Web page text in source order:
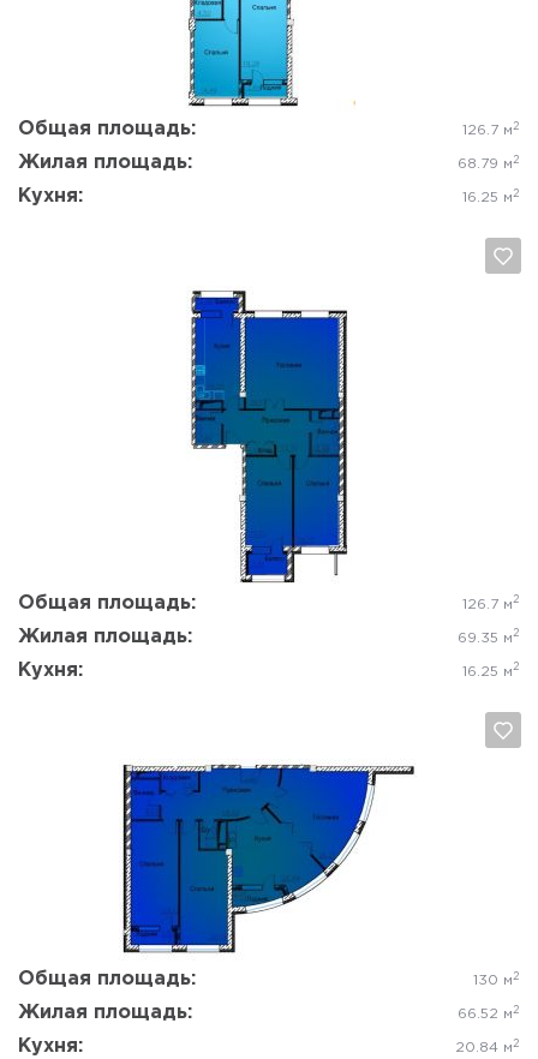
Общая площадь: 126.7 м 2
Жилая площадь: 68.79 м 2
Кухня: 16.25 м 2
Общая площадь: 126.7 м 2
Жилая площадь: 69.35 м 2
Кухня: 16.25 м 2
Да, удалить
Общая площадь: 130 м 2
Жилая площадь: 66.52 м 2
Кухня: 20.84 м 2
Да, удалить Отмена